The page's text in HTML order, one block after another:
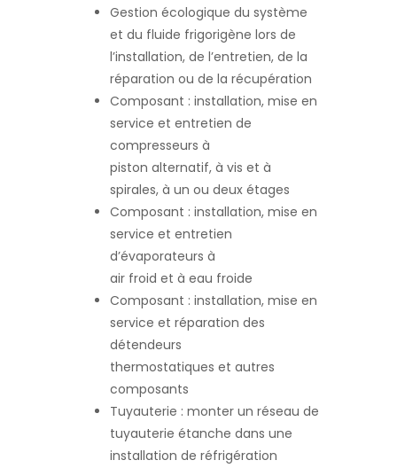
Gestion écologique du système
et du fluide frigorigène lors de
l’installation, de l’entretien, de la
réparation ou de la récupération
Composant : installation, mise en
service et entretien de
compresseurs à
piston alternatif, à vis et à
spirales, à un ou deux étages
Composant : installation, mise en
service et entretien
d’évaporateurs à
air froid et à eau froide
Composant : installation, mise en
service et réparation des
détendeurs
thermostatiques et autres
composants
Tuyauterie : monter un réseau de
tuyauterie étanche dans une
installation de réfrigération